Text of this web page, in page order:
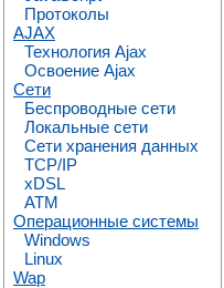
Протоколы
AJAX
Технология Ajax
Освоение Ajax
Сети
Беспроводные сети
Локальные сети
Сети хранения данных
TCP/IP
xDSL
ATM
Операционные системы
Windows
Linux
Wap